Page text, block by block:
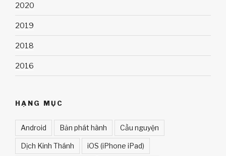
2020
2019
2018
2016
HẠNG MỤC
Android Bản phát hành Cầu nguyện
Dịch Kinh Thánh iOS (iPhone iPad)